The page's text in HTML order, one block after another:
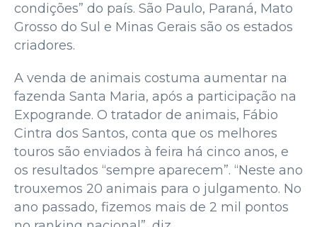
condições” do país. São Paulo, Paraná, Mato
Grosso do Sul e Minas Gerais são os estados
criadores.
A venda de animais costuma aumentar na
fazenda Santa Maria, após a participação na
Expogrande. O tratador de animais, Fábio
Cintra dos Santos, conta que os melhores
touros são enviados à feira há cinco anos, e
os resultados “sempre aparecem”. “Neste ano
trouxemos 20 animais para o julgamento. No
ano passado, fizemos mais de 2 mil pontos